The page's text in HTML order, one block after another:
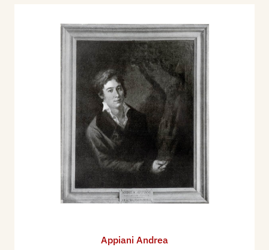
Appiani Andrea